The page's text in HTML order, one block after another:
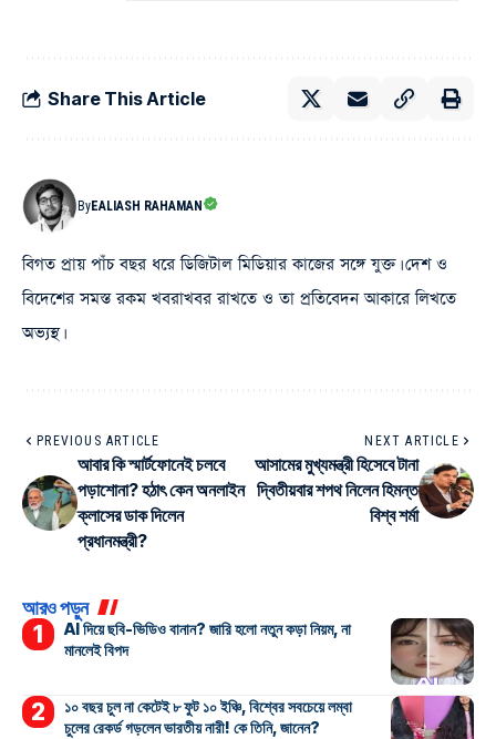
Share This Article
ByEALIASH RAHAMAN
বিগত প্রায় পাঁচ বছর ধরে ডিজিটাল মিডিয়ার কাজের সঙ্গে যুক্ত। দেশ ও
বিদেশের সমস্ত রকম খবরাখবর রাখতে ও তা প্রতিবেদন আকারে লিখতে
অভ্যস্থ।
PREVIOUS ARTICLE
আবার কি স্মার্টফোনেই চলবে
পড়াশোনা? হঠাৎ কেন অনলাইন
ক্লাসের ডাক দিলেন
প্রধানমন্ত্রী?
NEXT ARTICLE
আসামের মুখ্যমন্ত্রী হিসেবে টানা
দ্বিতীয়বার শপথ নিলেন হিমন্ত
বিশ্ব শর্মা
আরও পড়ুন
AI দিয়ে ছবি-ভিডিও বানান? জারি হলো নতুন কড়া নিয়ম, না
মানলেই বিপদ
১০ বছর চুল না কেটেই ৮ ফুট ১০ ইঞ্চি, বিশ্বের সবচেয়ে লম্বা
চুলের রেকর্ড গড়লেন ভারতীয় নারী! কে তিনি, জানেন?